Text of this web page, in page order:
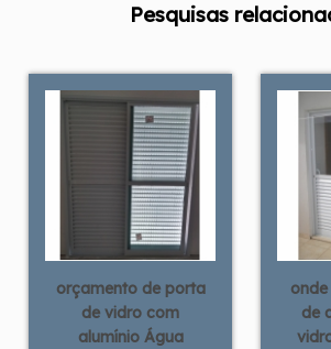
Pesquisas
orçamento de porta
de vidro com
alumínio Água
de